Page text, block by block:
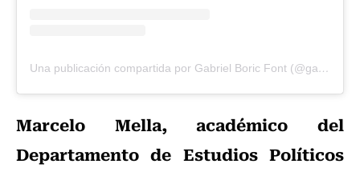
Una publicación compartida por Gabriel Boric Font (@gabrielboric)
Marcelo Mella, académico del
Departamento de Estudios Políticos